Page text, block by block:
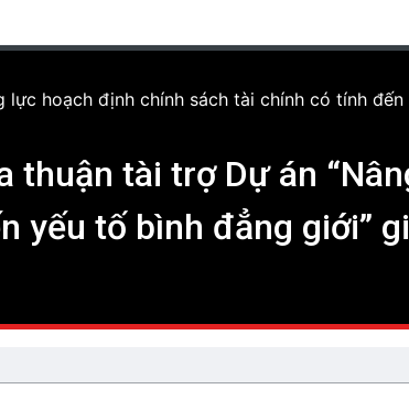
hoạch định chính sách tài chính có tính
thuận tài trợ Dự án
yếu tố bình đẳng giới”